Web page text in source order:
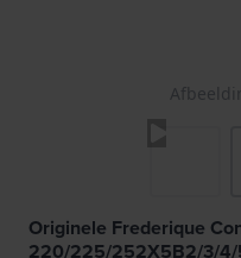
Originele Frederique
220/225/252X5B2/3/4/